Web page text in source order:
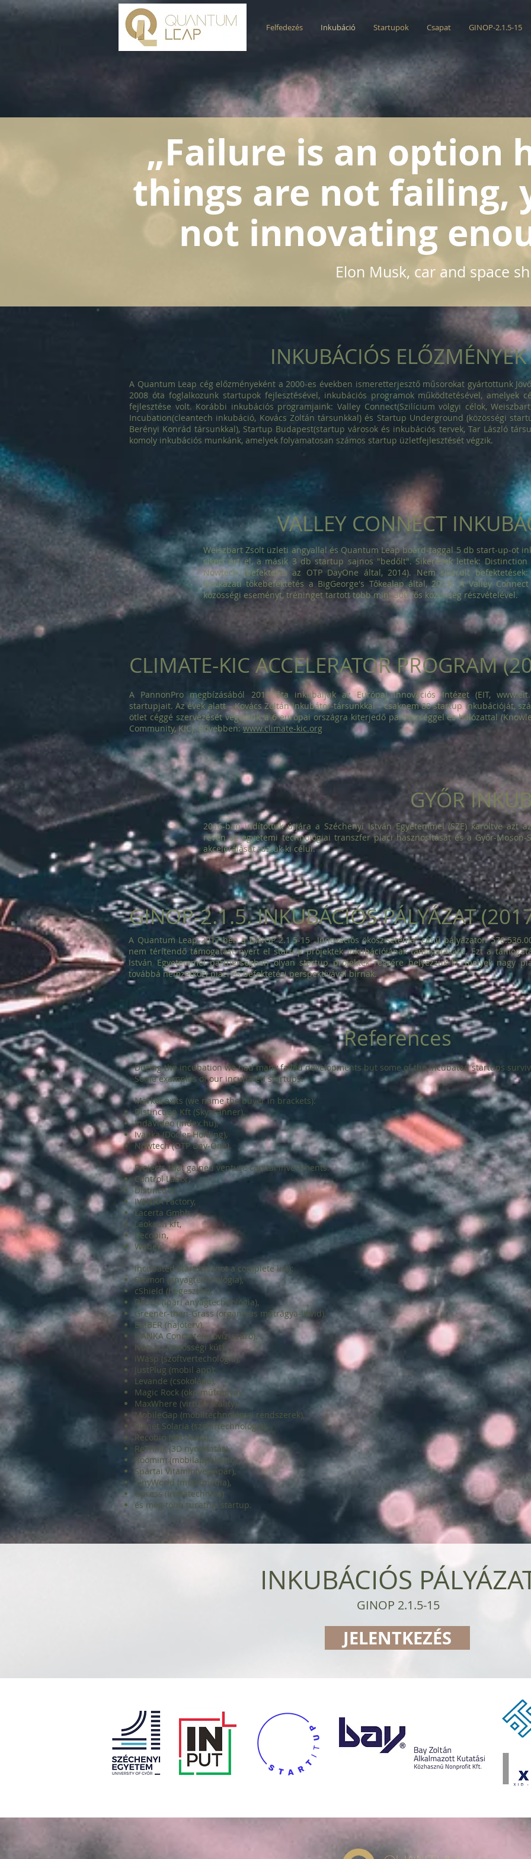
Felfedezés Inkubáció Startupok Csapat GINOP-2.1.5-15
„Failure is an option
things are not failing,
not innovating
Elon Musk, car and space
INKUBÁCIÓS ELŐZMÉNYEK
A Quantum Leap cég előzményeként a 2000-es években ismeretterjesztő műsorokat gyártottunk
2008 óta foglalkozunk startupok fejlesztésével, inkubációs programok működtetésével, amelyek
fejlesztése volt. Korábbi inkubációs programjaink: Valley Connect(Szilícium völgyi célok,
Incubation(cleantech inkubáció, Kovács Zoltán társunkkal) és Startup Underground (közösségi
Berényi Konrád társunkkal), Startup Budapest(startup városok és inkubációs tervek, Tar László
komoly inkubációs munkánk, amelyek folyamatosan számos startup üzletfejlesztését végzik.
VALLEY CONNECT
Weiszbart Zsolt üzleti angyallal és Quantum Leap board-taggal 5 db start-up-ot
sikert ért el, a másik 3 db startup sajnos "bedőlt". Sikeresek lettek: Distinction
Nowtech (befektetés az OTP DayOne által, 2014). Nem sikerült
(kockázati tőkebefektetés a BigGeorge's Tőkealap által, 2013), A Valley
közösségi eseményt, tréninget tartott több mint 300 fős közönség részvételével.
CLIMATE-KIC ACCELERATOR PROGRAM
A PannonPro megbízásából 2013 óta inkubáljuk az Európai Innovációs Intézet (EIT,
startupjait. Az évek alatt – Kovács Zoltán inkubátor-társunkkal – csaknem 80 startup inkubációját,
ötlet céggé szervezését végeztük, a 6 európai országra kiterjedő partnerséggel és hálózattal
Community, KIC). Bővebben:www.climate-kic.org
GYŐR
2016-ban indítottuk útjára a Széchenyi István Egyetemmel (SZE) karöltve azt
révén az egyetemi technológiai transzfer piaci hasznosítását és a Győr-Moson-
akcelerálását tűztük ki célul.
GINOP-2.1.5. INKUBÁCIÓS PÁLYÁZAT
A Quantum Leap 2017-ben a GINOP 2.1.5-15 „Innovációs ökoszisztéma” című pályázaton
nem térítendő támogatást nyert el startup projektek inkubációjának támogatására. Ezt a
István Egyetemmel partnerségben olyan startup projektek részére helyezzük ki, melyek nagy
továbbá nemzetközi piaci és befektetési perspektívával bírnak.
References
During the incubation we had many failed developments but some of the incubated startups
Some examples of our incubated startups:
Market exits (we name the buyer in brackets):
Distinction Kft (Skyscanner),
IndaVideo (Index.hu),
Ivanka (Docler Holding),
Nowtech (OTP Day-One).
Projects that gained venture capital investments:
Control Labor,
Distinction,
IVANKA Factory,
Lacerta Gmbh,
Laokoon kft,
Recobin,
Webee.
Incubated startups (not a complete list):
Biomon (anyagtechnológia),
cShield (hegesztés),
DESLA (ipari anyagtechnológia),
Greener-than-Grass (organikus műtrágya-likvid),
EMBER (hajóterv),
IVANKA Concrete(esővíz-szűrő),
Ivócsap (közösségi kút),
iWasp (szoftvertechológia),
JustPlug (mobil app),
Levande (csokoládé),
Magic Rock (öko-műtrágya),
MaxWhere (virtual reality),
MobileGap (mobiltechnológiai rendszerek),
Planet Solaria (szolártechnológia),
Recobin (öko-kuka),
ReThink (3D nyomtatás),
Roomim (mobilapplikáció),
Spártai Vitamin(vegyipar),
TinyWorld (mobilmédia),
Upress (irodatechnika)
és még több tucatnyi startup.
INKUBÁCIÓS
GINOP 2.1.5-15
JELENTKEZÉS